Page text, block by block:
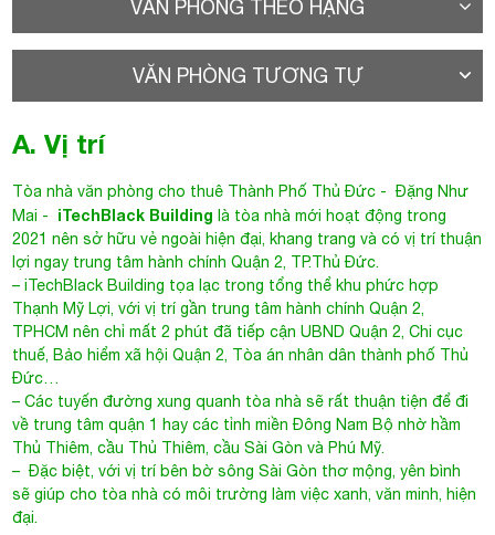
VĂN PHÒNG THEO HẠNG
VĂN PHÒNG TƯƠNG TỰ
A. Vị trí
Tòa nhà văn phòng cho thuê Thành Phố Thủ Đức -Đặng Như
Mai - iTechBlack Building là tòa nhà mới hoạt động trong
2021 nên sở hữu vẻ ngoài hiện đại, khang trang và có vị trí thuận
lợi ngay trung tâm hành chính Quận 2, TP.Thủ Đức.
– iTechBlack Building tọa lạc trong tổng thể khu phức hợp
Thạnh Mỹ Lợi, với vị trí gần trung tâm hành chính Quận 2,
TPHCM nên chỉ mất 2 phút đã tiếp cận UBND Quận 2, Chi cục
thuế, Bảo hiểm xã hội Quận 2, Tòa án nhân dân thành phố Thủ
Đức…
– Các tuyến đường xung quanh tòa nhà sẽ rất thuận tiện để đi
về trung tâm quận 1 hay các tỉnh miền Đông Nam Bộ nhờ hầm
Thủ Thiêm, cầu Thủ Thiêm, cầu Sài Gòn và Phú Mỹ.
– Đặc biệt, với vị trí bên bờ sông Sài Gòn thơ mộng, yên bình
sẽ giúp cho tòa nhà có môi trường làm việc xanh, văn minh, hiện
đại.